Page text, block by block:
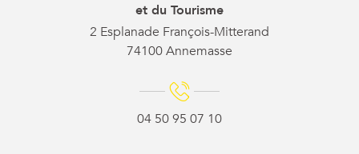
et du Tourisme
2 Esplanade François-Mitterand
74100 Annemasse
04 50 95 07 10